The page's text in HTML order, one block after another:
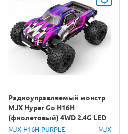
Радиоуправляемый монстр
MJX Hyper Go H16H
(фиолетовый) 4WD 2.4G LED
GPS 1/16 RTR
MJX-H16H-PURPLE MJX